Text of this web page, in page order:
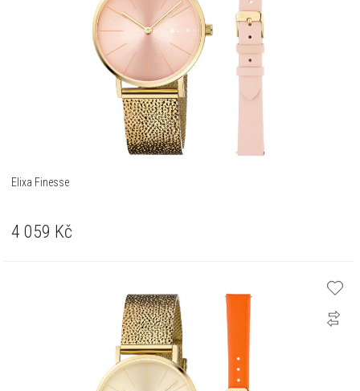
Elixa Finesse
4 059 Kč